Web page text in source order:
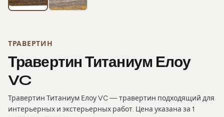
ТРАВЕРТИН
Травертин Титаниум Елоу
VC
Травертин Титаниум Елоу VC — травертин подходящий для
интерьерных и экстерьерных работ. Цена указана за 1